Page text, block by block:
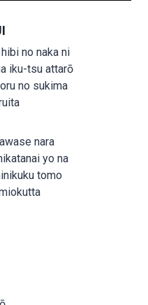
no naka ni
iku-tsu attarō
no sukima
nara
yo na
tomo